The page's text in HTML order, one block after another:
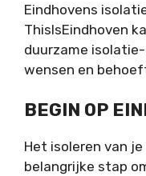
Eindhovens
ThisIsEindhoven
duurzame
wensen en
BEGIN OP
Het isoleren van
belangrijke stap